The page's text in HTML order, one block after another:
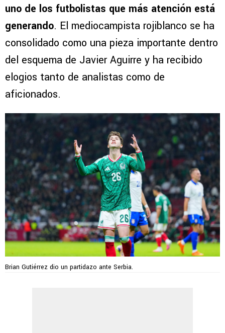
uno de los futbolistas que más atención está
generando. El mediocampista rojiblanco se ha
consolidado como una pieza importante dentro
del esquema de Javier Aguirre y ha recibido
elogios tanto de analistas como de
aficionados.
Brian Gutiérrez dio un partidazo ante Serbia.